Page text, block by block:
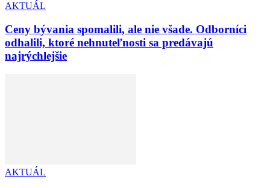
AKTUÁL
Ceny bývania spomalili, ale nie všade. Odborníci
odhalili, ktoré nehnuteľnosti sa predávajú
najrýchlejšie
AKTUÁL